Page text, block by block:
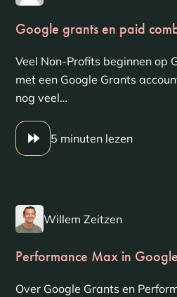
Google grants en paid
Veel Non-Profits beginnen op
met een Google Grants
nog veel…
5 minuten lezen
Willem Zeitzen
Performance Max in
Over Google Grants en